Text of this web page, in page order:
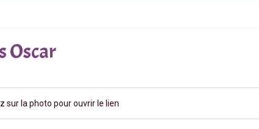
Oscar
sur la photo pour ouvrir le lien